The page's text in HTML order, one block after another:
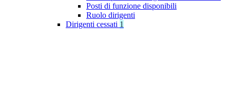
Posti di funzione disponibili
Ruolo dirigenti
Dirigenti cessati 1